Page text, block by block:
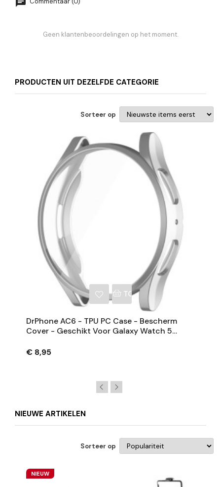
Geen klantenbeoordelingen op het moment.
PRODUCTEN UIT DEZELFDE CATEGORIE
Sorteer op
TOEVOEGEN AAN
DrPhone AC6 - TPU PC Case - Bescherm
Cover - Geschikt Voor Galaxy Watch 5
Zilver
€ 8,95
NIEUWE ARTIKELEN
Sorteer op
NIEUW